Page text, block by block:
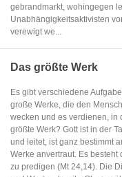
gebrandmarkt, wohingegen
Unabhängigkeitsaktivisten
verewigt we...
Das größte Werk
Es gibt verschiedene
große Werke, die den
wecken und es verdienen, in
größte Werk? Gott ist in der
und leitet, ist ganz bestimmt
Werke anvertraut. Es
zu predigen (Mt 24,14). Die